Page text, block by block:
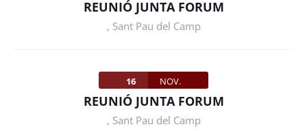
REUNIÓ JUNTA FORUM
, Sant Pau del Camp
16 NOV.
REUNIÓ JUNTA FORUM
, Sant Pau del Camp